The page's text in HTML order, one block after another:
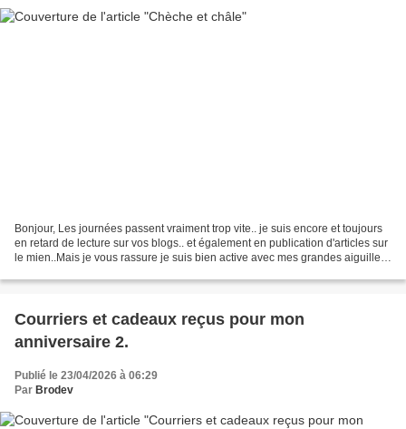
Bonjour, Les journées passent vraiment trop vite.. je suis encore et toujours
en retard de lecture sur vos blogs.. et également en publication d'articles sur
le mien..Mais je vous rassure je suis bien active avec mes grandes aiguilles
Courriers et cadeaux reçus pour mon
anniversaire 2.
Publié le 23/04/2026 à 06:29
Par Brodev